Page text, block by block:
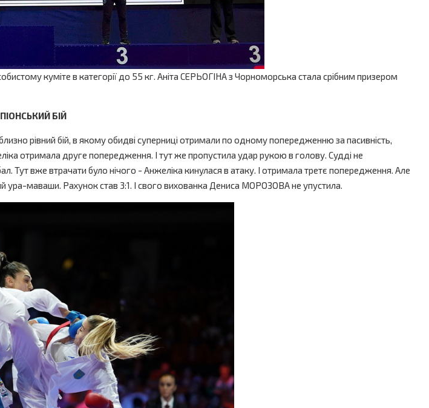
куміте в категорії до 55 кг. Аніта СЕРЬОГІНА з Чорноморська стала срібним призером
БІЙ
рівний бій, в якому обидві суперниці отримали по одному попередженню за пасивність,
отримала друге попередження. І тут же пропустила удар рукою в голову. Судді не
Тут вже втрачати було нічого - Анжеліка кинулася в атаку. І отримала третє попередження. Але
ура-маваши. Рахунок став 3:1. І свого вихованка Дениса МОРОЗОВА не упустила.